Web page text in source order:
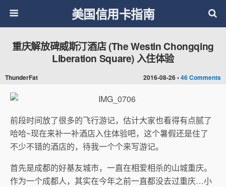
美国信用卡指南
2016-08-26 •46 Comments
重庆解放碑威斯汀酒店 (The Westin Chongqing
Liberation Square) 入住体验
ThunderFat
前段时间放了很多的飞行游记，估计大家也看得有点腻了
哈哈~现在来补一补酒店入住体验吧，这个暑假还是住了
不少不错的酒店的，待我一个个来写游记。
首先是成都的好基友城市，一直在相爱相杀的山城重庆。
作为一个成都人，其实在今年之前一直都没去过重庆…小